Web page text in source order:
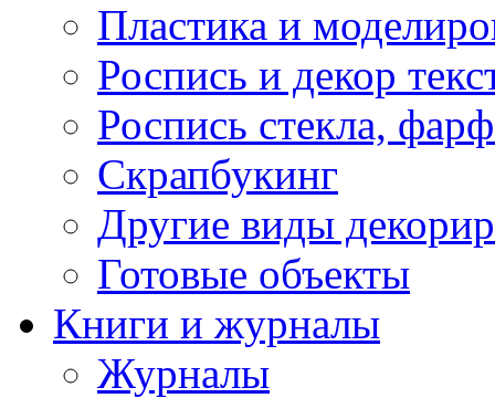
Пластика и
Роспись и декор
Роспись стекла,
Скрапбукинг
Другие виды
Готовые объекты
Книги и журналы
Журналы